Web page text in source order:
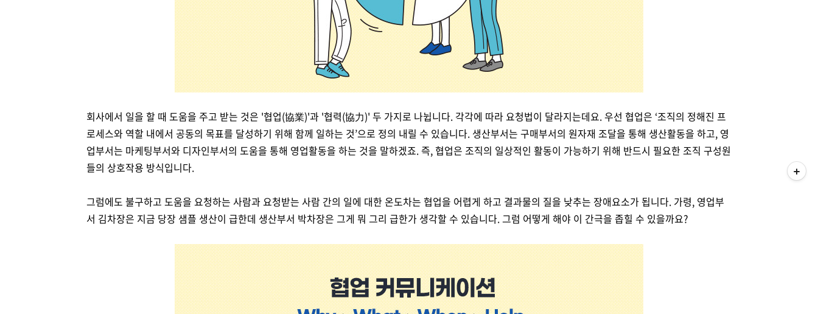
회사에서 일을 할 때 도움을 주고 받는 것은 '협업(協業)'과 '협력(協力)' 두 가지로 나뉩니다. 각각에 따라 요청법이 달라지는데요. 우선 협업은 ‘조직의 정해진 프
로세스와 역할 내에서 공동의 목표를 달성하기 위해 함께 일하는 것’으로 정의 내릴 수 있습니다. 생산부서는 구매부서의 원자재 조달을 통해 생산활동을 하고, 영
업부서는 마케팅부서와 디자인부서의 도움을 통해 영업활동을 하는 것을 말하겠죠.즉,협업은 조직의 일상적인 활동이 가능하기 위해 반드시 필요한 조직 구성원
들의 상호작용 방식입니다.
그럼에도 불구하고 도움을 요청하는 사람과 요청받는 사람 간의 일에 대한 온도차는 협업을 어렵게 하고 결과물의 질을 낮추는 장애요소가 됩니다. 가령, 영업부
서 김차장은 지금 당장 샘플 생산이 급한데 생산부서 박차장은 그게 뭐 그리 급한가 생각할 수 있습니다. 그럼 어떻게 해야 이 간극을 좁힐 수 있을까요?